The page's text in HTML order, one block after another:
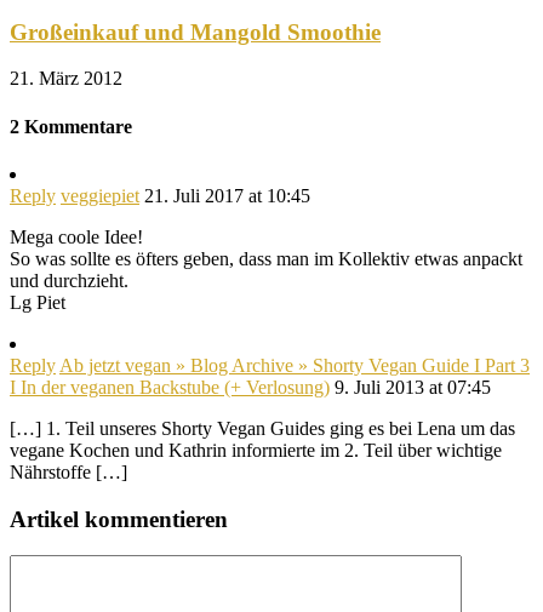
Großeinkauf und Mangold Smoothie
21. März 2012
2 Kommentare
Reply veggiepiet 21. Juli 2017 at 10:45
Mega coole Idee!
So was sollte es öfters geben, dass man im Kollektiv etwas anpackt
und durchzieht.
Lg Piet
Reply Ab jetzt vegan » Blog Archive » Shorty Vegan Guide I Part 3
I In der veganen Backstube (+ Verlosung) 9. Juli 2013 at 07:45
[…] 1. Teil unseres Shorty Vegan Guides ging es bei Lena um das
vegane Kochen und Kathrin informierte im 2. Teil über wichtige
Nährstoffe […]
Artikel kommentieren